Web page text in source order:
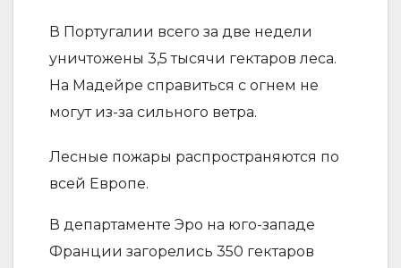
В Португалии всего за две недели
уничтожены 3,5 тысячи гектаров леса.
На Мадейре справиться с огнем не
могут из-за сильного ветра.
Лесные пожары распространяются по
всей Европе.
В департаменте Эро на юго-западе
Франции загорелись 350 гектаров